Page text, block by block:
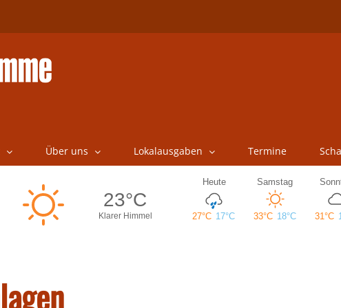
Über uns Lokalausgaben Termine